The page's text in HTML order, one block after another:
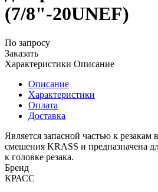
(7/8"-20UNEF)
По запросу
Заказать
Характеристики Описание
Описание
Характеристики
Оплата
Доставка
Является запасной частью к резакам
смешения KRASS и предназначена
к головке резака.
Бренд
КРАСС